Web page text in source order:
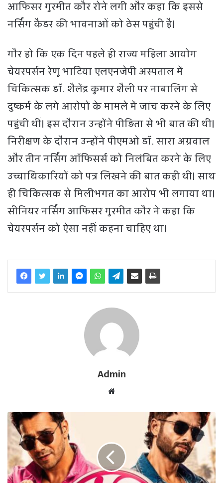
आफिसर गुरमीत कौर रोने लगी और कहा कि इससे
नर्सिंग कैडर की भावनाओं को ठेस पहुंची है।
गौर हो कि एक दिन पहले ही राज्य महिला आयोग
चेयरपर्सन रेणू भाटिया एलएनजेपी अस्पताल में
चिकित्सक डॉ. शैलेंद्र कुमार शैली पर नाबालिग से
दुष्कर्म के लगे आरोपों के मामले में जांच करने के लिए
पहुंची थीं। इस दौरान उन्होंने पीड़िता से भी बात की थी।
निरीक्षण के दौरान उन्होंने पीएमओ डॉ. सारा अग्रवाल
और तीन नर्सिंग ऑफिसर्स को निलंबित करने के लिए
उच्चाधिकारियों को पत्र लिखने की बात कही थी। साथ
ही चिकित्सक से मिलीभगत का आरोप भी लगाया था।
सीनियर नर्सिंग आफिसर गुरमीत कौर ने कहा कि
चेयरपर्सन को ऐसा नहीं कहना चाहिए था।
Admin
b